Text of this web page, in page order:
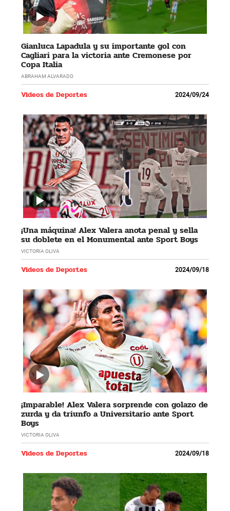
Gianluca Lapadula y su importante gol con
Cagliari para la victoria ante Cremonese por
Copa Italia
ABRAHAM ALVARADO
Videos de Deportes 2024/09/24
¡Una máquina! Alex Valera anota penal y sella
su doblete en el Monumental ante Sport Boys
VICTORIA OLIVA
Videos de Deportes 2024/09/18
¡Imparable! Alex Valera sorprende con golazo de
zurda y da triunfo a Universitario ante Sport
Boys
VICTORIA OLIVA
Videos de Deportes 2024/09/18